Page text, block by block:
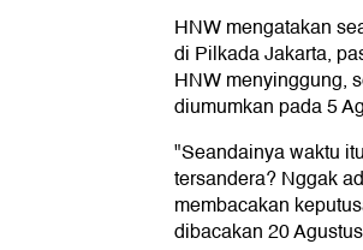
HNW mengatakan
di Pilkada Jakarta,
HNW menyinggung,
diumumkan pada 5
"Seandainya waktu
tersandera? Nggak
membacakan
dibacakan 20